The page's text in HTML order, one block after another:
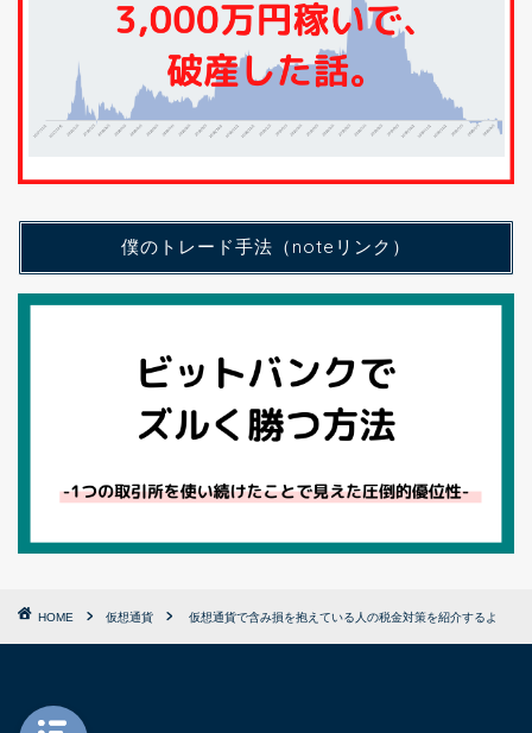
僕のトレード手法（noteリンク）
HOME 仮想通貨 仮想通貨で含み損を抱えている人の税金対策を紹介するよ